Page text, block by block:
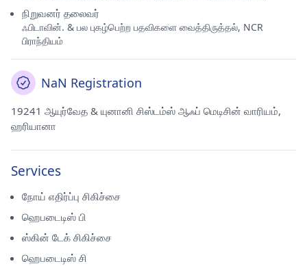
நிறுவனர் தலைவர்
ஃபிடாவின். & பல புகழ்பெற்ற பதவிகளை வைத்திருத்தல், NCR
பிராந்தியம்
NaN Registration
19241 ஆயுர்வேத & யுனானி சிஸ்டம்ஸ் ஆஃப் மெடிசின் வாரியம்,
ஹரியானா
Services
நோய் எதிர்ப்பு சிகிச்சை
ஹெபடைடிஸ் பி
ஸ்கின் டேக் சிகிச்சை
ஹெபடைடிஸ் சி